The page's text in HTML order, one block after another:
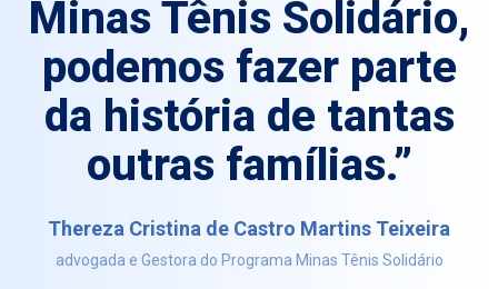
Minas Tênis Solidário,
podemos fazer parte
da história de tantas
outras famílias.”
Thereza Cristina de Castro Martins Teixeira
advogada e Gestora do Programa Minas Tênis Solidário